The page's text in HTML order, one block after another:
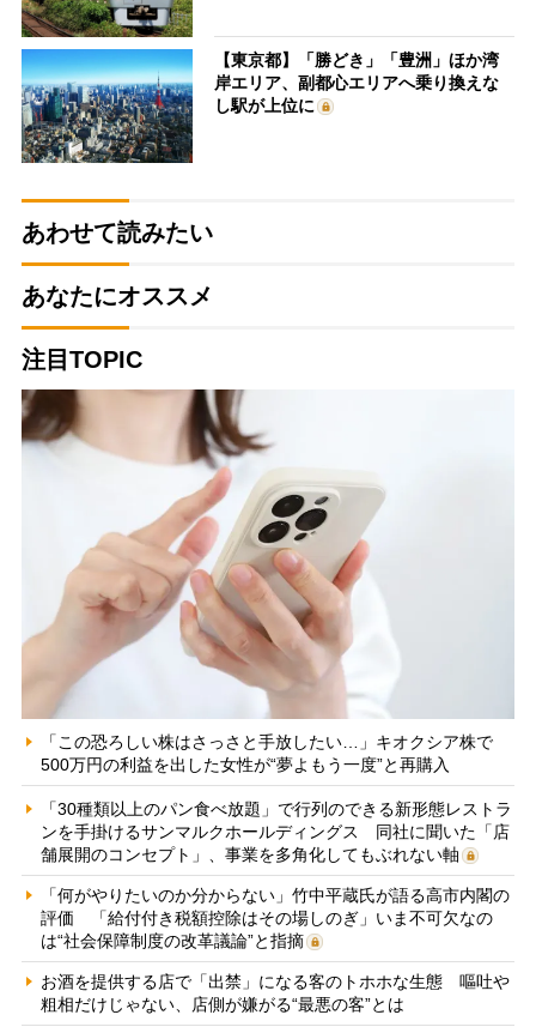
【東京都】「勝どき」「豊洲」ほか湾
岸エリア、副都心エリアへ乗り換えな
し駅が上位に
あわせて読みたい
あなたにオススメ
注目TOPIC
「この恐ろしい株はさっさと手放したい…」キオクシア株で
500万円の利益を出した女性が“夢よもう一度”と再購入
「30種類以上のパン食べ放題」で行列のできる新形態レストラ
ンを手掛けるサンマルクホールディングス 同社に聞いた「店
舗展開のコンセプト」、事業を多角化してもぶれない軸
「何がやりたいのか分からない」竹中平蔵氏が語る高市内閣の
評価 「給付付き税額控除はその場しのぎ」いま不可欠なの
は“社会保障制度の改革議論”と指摘
お酒を提供する店で「出禁」になる客のトホホな生態 嘔吐や
粗相だけじゃない、店側が嫌がる“最悪の客”とは